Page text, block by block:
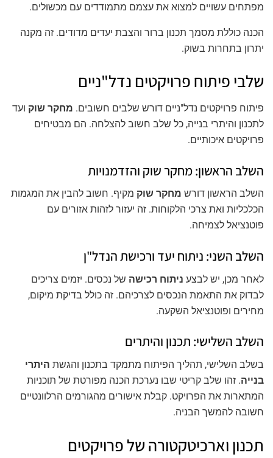
מפתחים עשויים למצוא את עצמם מתמודדים עם מכשולים.
הכנה כוללת מסמך תכנון ברור והצבת יעדים מדודים. זה מקנה
יתרון בתחרות בשוק.
שלבי פיתוח פרויקטים נדל"ניים
פיתוח פרויקטים נדל"ניים דורש שלבים חשובים. מחקר שוק ועד
לתכנון והיתרי בנייה, כל שלב חשוב להצלחה. הם מבטיחים
פרויקטים איכותיים.
השלב הראשון: מחקר שוק והזדמנויות
השלב הראשון דורש מחקר שוק מקיף. חשוב להבין את המגמות
הכלכליות ואת צרכי הלקוחות. זה יעזור לזהות אזורים עם
פוטנציאל לצמיחה.
השלב השני: ניתוח יעד ורכישת הנדל"ן
לאחר מכן, יש לבצע ניתוח רכישה של נכסים. יזמים צריכים
לבדוק את התאמת הנכסים לצרכיהם. זה כולל בדיקת מיקום,
מחירים ופוטנציאל השקעה.
השלב השלישי: תכנון והיתרים
בשלב השלישי, תהליך הפיתוח מתמקד בתכנון והגשת היתרי
בנייה. זהו שלב קריטי שבו נערכת הכנה מפורטת של תוכניות
המתארות את הפרויקט. קבלת אישורים מהגורמים הרלוונטיים
חשובה להמשך הבניה.
תכנון וארכיטקטורה של פרויקטים